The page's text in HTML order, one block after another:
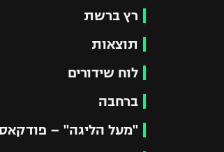
רץ ברשת
תוצאות
לוח שידורים
ברחבה
"מעל הליגה" –